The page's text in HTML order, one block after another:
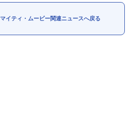
FOLLOW US
イティ・ムービー関連ニュースへ戻る